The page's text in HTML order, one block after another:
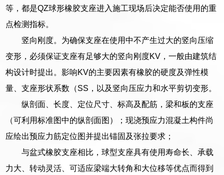
等，都是QZ球形橡胶支座进入施工现场后决定能否使用的重
点检测指标。
竖向刚度。为确保支座在使用中不产生过大的竖向压缩
变形，必须保证支座有足够大的竖向刚度KV，一般由建筑结
构设计时提出。影响KV的主要因素有橡胶的硬度及弹性模
量、支座形状系数（SS，以及竖向压应力和水平剪切变形。
纵剖面、长度、定位尺寸、标高及配筋，梁和板的支座
（可利用标准图中的纵剖面图）；现浇预应力混凝土构件尚
应绘出预应力筋定位图并提出锚固及张拉要求；
与盆式橡胶支座相比，球型支座具有使用寿命长、承载
力大、转动灵活、可适应梁端大转角和大位移等优点而得到